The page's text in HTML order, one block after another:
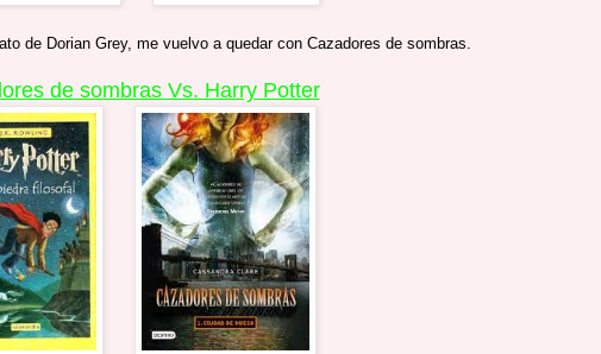
de Dorian Grey, me vuelvo a quedar con Cazadores de sombras.
de sombras Vs. Harry Potter